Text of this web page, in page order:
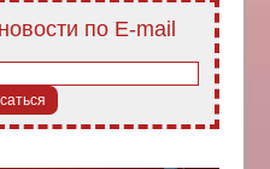
по E-mail